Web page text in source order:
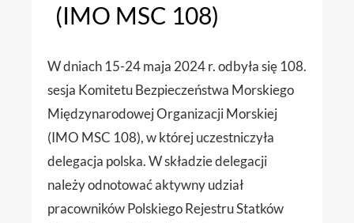
(IMO MSC 108)
W dniach 15-24 maja 2024 r. odbyła się 108.
sesja Komitetu Bezpieczeństwa Morskiego
Międzynarodowej Organizacji Morskiej
(IMO MSC 108), w której uczestniczyła
delegacja polska. W składzie delegacji
należy odnotować aktywny udział
pracowników Polskiego Rejestru Statków